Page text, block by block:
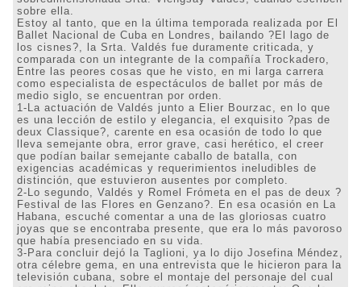
sobre ella.
Estoy al tanto, que en la última temporada realizada por El
Ballet Nacional de Cuba en Londres, bailando ?El lago de
los cisnes?, la Srta. Valdés fue duramente criticada, y
comparada con un integrante de la compañía Trockadero,
Entre las peores cosas que he visto, en mi larga carrera
como especialista de espectáculos de ballet por más de
medio siglo, se encuentran por orden.
1-La actuación de Valdés junto a Elier Bourzac, en lo que
es una lección de estilo y elegancia, el exquisito ?pas de
deux Classique?, carente en esa ocasión de todo lo que
lleva semejante obra, error grave, casi herético, el creer
que podían bailar semejante caballo de batalla, con
exigencias académicas y requerimientos ineludibles de
distinción, que estuvieron ausentes por completo.
2-Lo segundo, Valdés y Romel Frómeta en el pas de deux ?
Festival de las Flores en Genzano?. En esa ocasión en La
Habana, escuché comentar a una de las gloriosas cuatro
joyas que se encontraba presente, que era lo más pavoroso
que había presenciado en su vida.
3-Para concluir dejó la Taglioni, ya lo dijo Josefina Méndez,
otra célebre gema, en una entrevista que le hicieron para la
televisión cubana, sobre el montaje del personaje del cual